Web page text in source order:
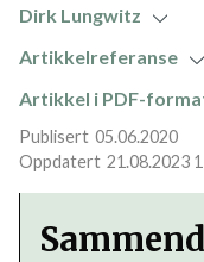
Dirk Lungwitz
Artikkelreferanse
Artikkel i PDF-
05.06.2020
21.08.2023